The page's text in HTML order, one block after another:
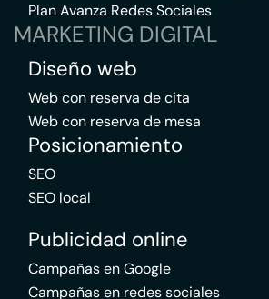
Plan Avanza Redes Sociales
MARKETING DIGITAL
Diseño web
Web con reserva de cita
Web con reserva de mesa
Posicionamiento
SEO
SEO local
Publicidad online
Campañas en Google
Campañas en redes sociales